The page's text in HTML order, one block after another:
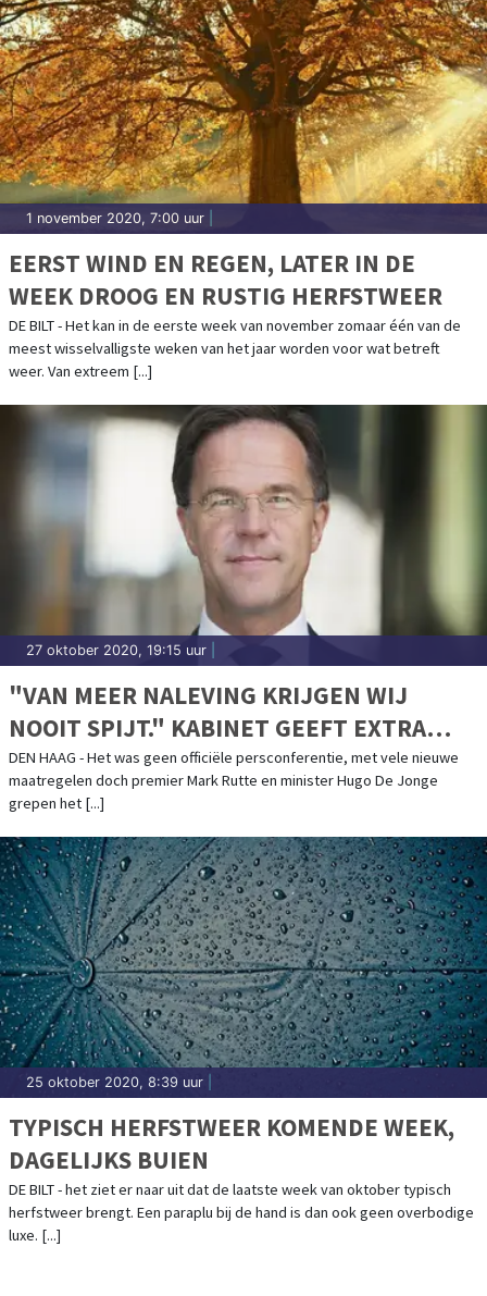
1 november 2020, 7:00 uur
EERST WIND EN REGEN, LATER IN DE
WEEK DROOG EN RUSTIG HERFSTWEER
DE BILT - Het kan in de eerste week van november zomaar één van de
meest wisselvalligste weken van het jaar worden voor wat betreft
weer. Van extreem [...]
27 oktober 2020, 19:15 uur
"VAN MEER NALEVING KRIJGEN WIJ
NOOIT SPIJT." KABINET GEEFT EXTRA
WAARSCHUWING AF
DEN HAAG - Het was geen officiële persconferentie, met vele nieuwe
maatregelen doch premier Mark Rutte en minister Hugo De Jonge
grepen het [...]
25 oktober 2020, 8:39 uur
TYPISCH HERFSTWEER KOMENDE WEEK,
DAGELIJKS BUIEN
DE BILT - het ziet er naar uit dat de laatste week van oktober typisch
herfstweer brengt. Een paraplu bij de hand is dan ook geen overbodige
luxe. [...]